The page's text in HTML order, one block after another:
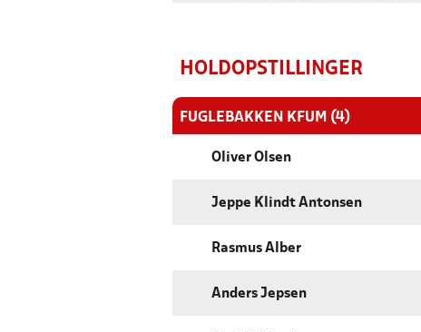
HOLDOPSTILLINGER
FUGLEBAKKEN KFUM (4)
Oliver Olsen
Jeppe Klindt Antonsen
Rasmus Alber
Anders Jepsen